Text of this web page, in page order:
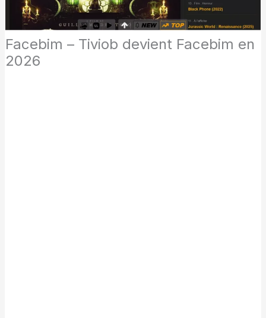
Facebim – Tiviob devient Facebim en
2026